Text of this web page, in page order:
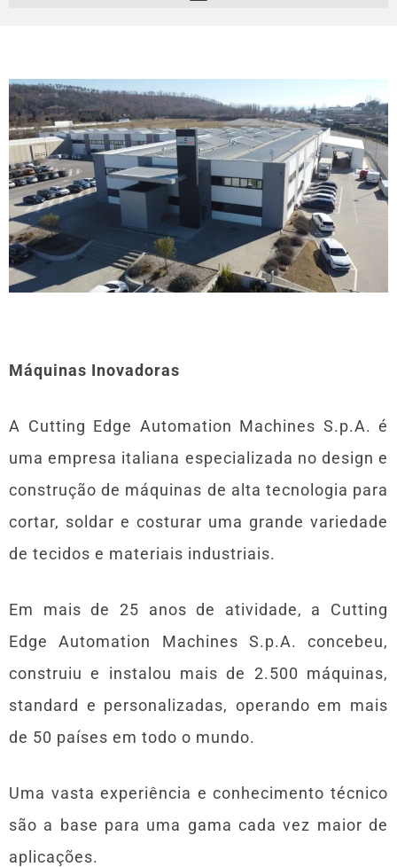
Máquinas Inovadoras
A Cutting Edge Automation Machines S.p.A. é
uma empresa italiana especializada no design e
construção de máquinas de alta tecnologia para
cortar, soldar e costurar uma grande variedade
de tecidos e materiais industriais.
Em mais de 25 anos de atividade, a Cutting
Edge Automation Machines S.p.A. concebeu,
construiu e instalou mais de 2.500 máquinas,
standard e personalizadas, operando em mais
de 50 países em todo o mundo.
Uma vasta experiência e conhecimento técnico
são a base para uma gama cada vez maior de
aplicações.